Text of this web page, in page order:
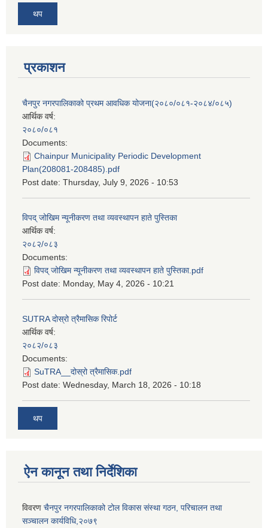
थप
प्रकाशन
चैनपुर नगरपालिकाको प्रथम आवधिक योजना(२०८०/०८१-२०८४/०८५)
आर्थिक वर्ष:
२०८०/०८१
Documents:
Chainpur Municipality Periodic Development
Plan(208081-208485).pdf
Post date: Thursday, July 9, 2026 - 10:53
विपद् जोखिम न्यूनीकरण तथा व्यवस्थापन हाते पुस्तिका
आर्थिक वर्ष:
२०८२/०८३
Documents:
विपद् जोखिम न्यूनीकरण तथा व्यवस्थापन हाते पुस्तिका.pdf
Post date: Monday, May 4, 2026 - 10:21
SUTRA दोस्रो त्रैमासिक रिपोर्ट
आर्थिक वर्ष:
२०८२/०८३
Documents:
SuTRA__दोस्रो त्रैमासिक.pdf
Post date: Wednesday, March 18, 2026 - 10:18
थप
ऐन कानून तथा निर्देशिका
विवरण चैनपुर नगरपालिकाको टोल विकास संस्था गठन, परिचालन तथा
सञ्चालन कार्यविधि,२०७९